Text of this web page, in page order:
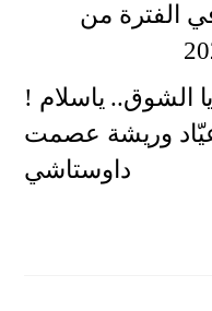
ميعاد دورته 43 في الفترة من
الشوق.. ياسلام !
وريشة عصمت
داوستاشي